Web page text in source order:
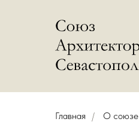
Главная / О союзе